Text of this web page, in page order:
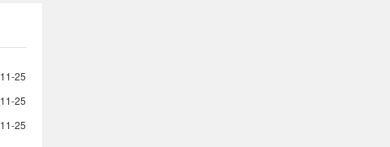
11-25
11-25
11-25